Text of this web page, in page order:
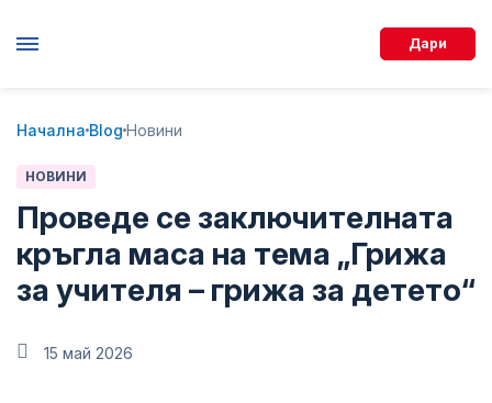
Дари
Начална Blog Новини
НОВИНИ
Проведе се заключителната
кръгла маса на тема „Грижа
за учителя – грижа за детето“
15 май 2026